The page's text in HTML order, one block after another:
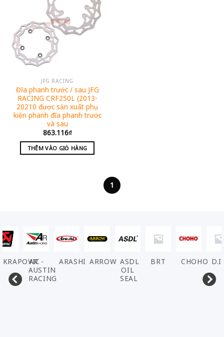
JFG RACING
Đĩa phanh trước / sau JFG
RACING CRF250L (2013-
20210 được sản xuất phụ
kiện phanh đĩa phanh trước
và sau
863.116₫
THÊM VÀO GIỎ HÀNG
1
AR -
AUSTIN
RACING
ARASHI ARROW ASDL
OIL
SEAL
BRT CHOHO